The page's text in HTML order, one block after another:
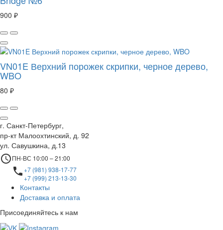
900 ₽
VN01E Верхний порожек скрипки, черное дерево,
WBO
80 ₽
г. Санкт-Петербург,
пр-кт Малоохтинский, д. 92
ул. Савушкина, д.13
access_timeПН-ВС 10:00 – 21:00
local_phone+7 (981) 938-17-77
+7 (999) 213-13-30
Контакты
Доставка и оплата
Присоединяйтесь к нам